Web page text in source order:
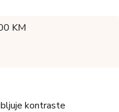
KM
kontraste